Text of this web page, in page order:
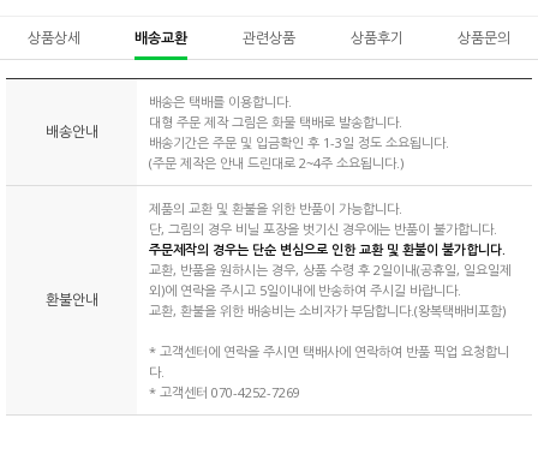
상품상세 배송교환 관련상품 상품후기 상품문의
배송안내
배송은 택배를 이용합니다.
대형 주문 제작 그림은 화물 택배로 발송합니다.
배송기간은 주문 및 입금확인 후 1-3일 정도 소요됩니다.
(주문 제작은 안내 드린대로 2~4주 소요됩니다.)
환불안내
제품의 교환 및 환불을 위한 반품이 가능합니다.
단, 그림의 경우 비닐 포장을 벗기신 경우에는 반품이 불가합니다.
주문제작의 경우는 단순 변심으로 인한 교환 및 환불이 불가합니다.
교환, 반품을 원하시는 경우, 상품 수령 후 2일이내(공휴일, 일요일제
외)에 연락을 주시고 5일이내에 반송하여 주시길 바랍니다.
교환, 환불을 위한 배송비는 소비자가 부담합니다.(왕복택배비포함)
* 고객센터에 연락을 주시면 택배사에 연락하여 반품 픽업 요청합니
다.
* 고객센터 070-4252-7269